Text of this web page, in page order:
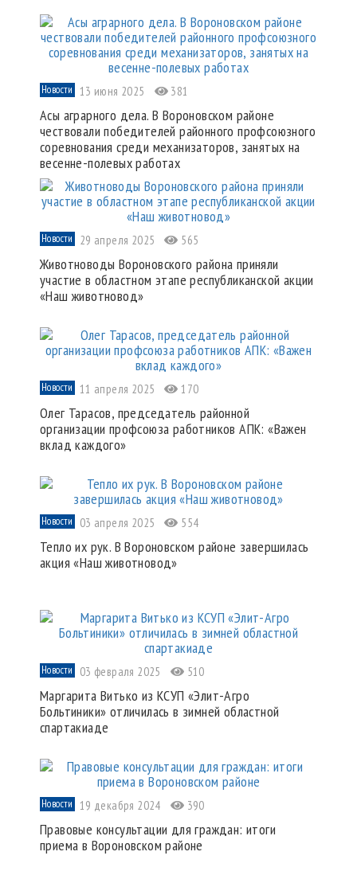
Новости 13 июня 2025 381
Асы аграрного дела. В Вороновском районе
чествовали победителей районного профсоюзного
соревнования среди механизаторов, занятых на
весенне-полевых работах
Новости 29 апреля 2025 565
Животноводы Вороновского района приняли
участие в областном этапе республиканской акции
«Наш животновод»
Новости 11 апреля 2025 170
Олег Тарасов, председатель районной
организации профсоюза работников АПК: «Важен
вклад каждого»
Новости 03 апреля 2025 554
Тепло их рук. В Вороновском районе завершилась
акция «Наш животновод»
Новости 03 февраля 2025 510
Маргарита Витько из КСУП «Элит-Агро
Больтиники» отличилась в зимней областной
спартакиаде
Новости 19 декабря 2024 390
Правовые консультации для граждан: итоги
приема в Вороновском районе